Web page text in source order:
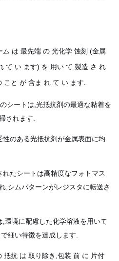
は 最先端 の 光化学 蚀刻 (金属
て い ます) を 用い て 製造 さ れ
こと が 含ま れ て い ます.
シートは,光抵抗剤の最適な粘着を
されます.
性のある光抵抗剤が金属表面に均
れたシートは高精度なフォトマス
,シムパターンがレジスタに転送さ
,環境に配慮した化学溶液を用いて
細い特徴を達成します.
抵抗 は 取り除き,包装 前 に 片付